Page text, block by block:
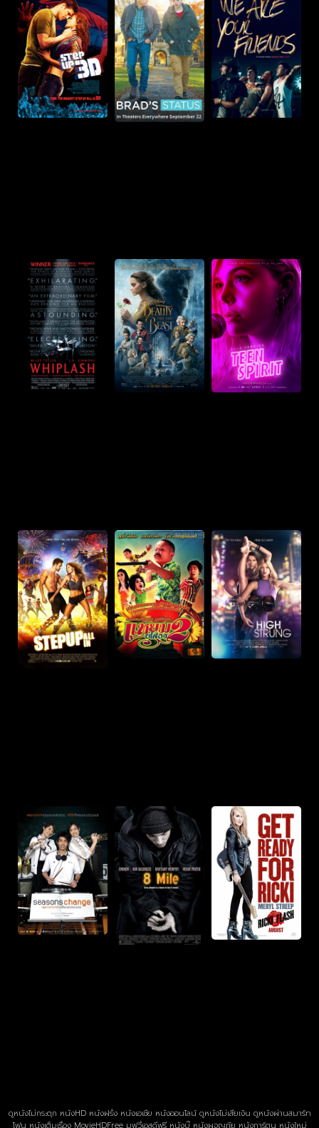
ดูหนังไม่กระตุก หนังHD หนังฝรั่ง หนังเอเชีย หนังออนไลน์ ดูหนังไม่เสียเงิน ดูหนังผ่านสมาร์ท
โฟน หนังเต็มเรื่อง MovieHDFree มูฟวี่เอสดีฟรี หนังบู๊ หนังผจญภัย หนังการ์ตูน หนังใหม่